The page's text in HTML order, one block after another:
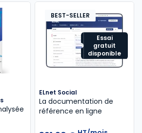
Essai
gratuit
disponible
BEST-SELLER
ELnet Social
La documentation de
référence en ligne